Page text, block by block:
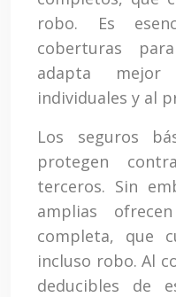
robo. Es
coberturas
adapta
individuales y al
Los seguros
protegen
terceros. Sin
amplias
completa, que
incluso robo. Al
deducibles de